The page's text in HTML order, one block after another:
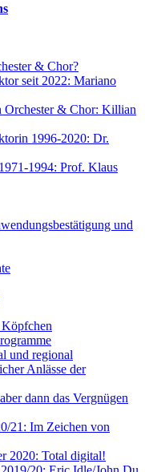
& Chor?
seit 2022: Mariano
& Chor: Killian
1996-2020: Dr.
1994: Prof. Klaus
und
und regional
Anlässe der
dann das Vergnügen
21: Im Zeichen von
2020: Total digital!